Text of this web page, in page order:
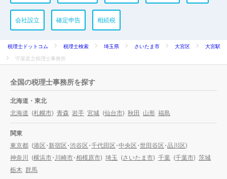
会社設立 確定申告 相続税
税理士ドットコム 税理士検索 埼玉県 さいたま市 大宮区
大宮駅
守屋直之税理士事務所
全国の税理士事務所を探す
北海道・東北
北海道 (札幌市) 青森 岩手 宮城 (仙台市) 秋田 山形 福島
関東
東京都 (港区・新宿区・渋谷区・千代田区・中央区・世田谷区・品川区)
神奈川 (横浜市・川崎市・相模原市) 埼玉 (さいたま市) 千葉 (千葉市) 茨城
栃木 群馬